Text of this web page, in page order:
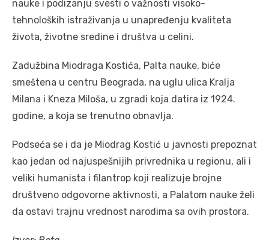
nauke i podizanju svesti o važnosti visoko-
tehnoloških istraživanja u unapređenju kvaliteta
života, životne sredine i društva u celini.
Zadužbina Miodraga Kostića, Palta nauke, biće
smeštena u centru Beograda, na uglu ulica Kralja
Milana i Kneza Miloša, u zgradi koja datira iz 1924.
godine, a koja se trenutno obnavlja.
Podseća se i da je Miodrag Kostić u javnosti prepoznat
kao jedan od najuspešnijih privrednika u regionu, ali i
veliki humanista i filantrop koji realizuje brojne
društveno odgovorne aktivnosti, a Palatom nauke želi
da ostavi trajnu vrednost narodima sa ovih prostora.